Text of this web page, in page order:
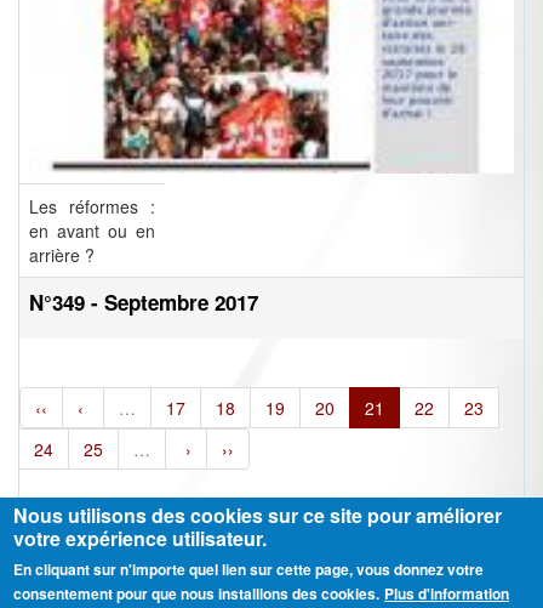
Les réformes :
en avant ou en
arrière ?
N°349 - Septembre 2017
‹‹ ‹ … 17 18 19 20 21 22
23
24
25 … › ››
Ⓒ CGT Fédération THCB - Tous les droits réservés - Mentions légales
Nous utilisons des cookies sur ce site pour améliorer
votre expérience utilisateur.
En cliquant sur n'importe quel lien sur cette page, vous donnez votre
consentement pour que nous installions des cookies. Plus d'information